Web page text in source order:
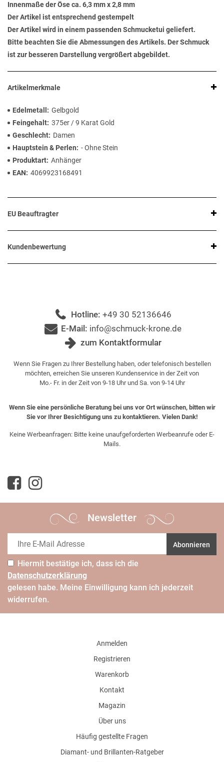
Innenmaße der Öse ca. 6,3 mm x 2,8 mm
Der Artikel ist entsprechend gestempelt
Der Artikel wird in einem passenden Schmucketui geliefert.
Bitte beachten Sie die Abmessungen des Artikels. Der Schmuck
ist zur besseren Darstellung vergrößert abgebildet.
Artikelmerkmale
Edelmetall
Gelbgold
Feingehalt 375er / 9 Karat Gold
Geschlecht
Damen
Hauptstein & Perlen
- Ohne Stein
Produktart Anhänger
EAN
4069923168491
EU Beauftragter
Kundenbewertung
Hotline: +49 30 52136646
E-Mail: info@schmuck-krone.de
zum Kontaktformular
Wenn Sie Fragen zu Ihrer Bestellung haben, oder telefonisch bestellen
möchten, erreichen Sie unseren Kundenservice in der Zeit von
Mo.- Fr. in der Zeit von 9-18 Uhr und Sa. von 9-14 Uhr
Wenn Sie eine persönliche Beratung bei uns vor Ort wünschen, bitten wir
Sie vor Ihrer Besichtigung uns zu kontaktieren. Vielen Dank!
Keine Werbeanfragen: Bitte keine unaufgeforderten Werbeanrufe oder E-
Mails.
Newsletter
Abonnieren
Hiermit bestätige ich, dass ich die
Daten­schutz­erklärung
gelesen habe. Meine Einwilligung kann ich jederzeit
widerrufen.
Anmelden
Registrieren
Warenkorb
Kontakt
Magazin
Über uns
Häufig gestellte Fragen
Diamant- und Brillanten-Ratgeber